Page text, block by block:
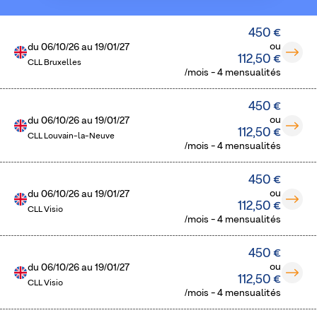
du06/10/26 au19/01/27
CLL Bruxelles
450 €
ou
112,50 €
/mois - 4 mensualités
du06/10/26 au19/01/27
CLL Louvain-la-Neuve
450 €
ou
112,50 €
/mois - 4 mensualités
du06/10/26 au19/01/27
CLL Visio
450 €
ou
112,50 €
/mois - 4 mensualités
du06/10/26 au19/01/27
CLL Visio
450 €
ou
112,50 €
/mois - 4 mensualités